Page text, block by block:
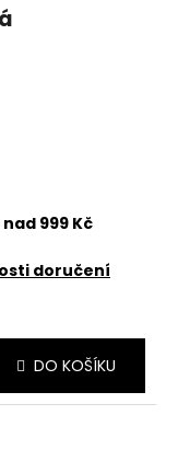
nad 999 Kč
doručení
DO KOŠÍKU